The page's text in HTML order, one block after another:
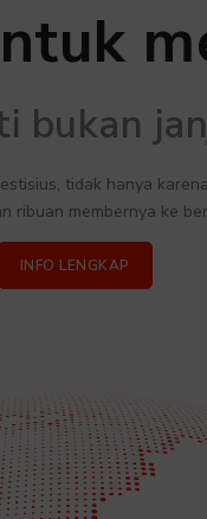
bukan
tidak hanya
ribuan membernya ke
INFO LENGKAP